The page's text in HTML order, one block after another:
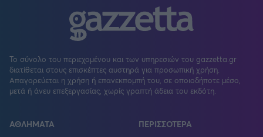
Το σύνολο του περιεχομένου και των υπηρεσιών του gazzetta.gr
διατίθεται στους επισκέπτες αυστηρά για προσωπική χρήση.
Απαγορεύεται η χρήση ή επανεκπομπή του, σε οποιοδήποτε μέσο,
μετά ή άνευ επεξεργασίας, χωρίς γραπτή άδεια του εκδότη.
ΑΘΛΗΜΑΤΑ ΠΕΡΙΣΣΟΤΕΡΑ